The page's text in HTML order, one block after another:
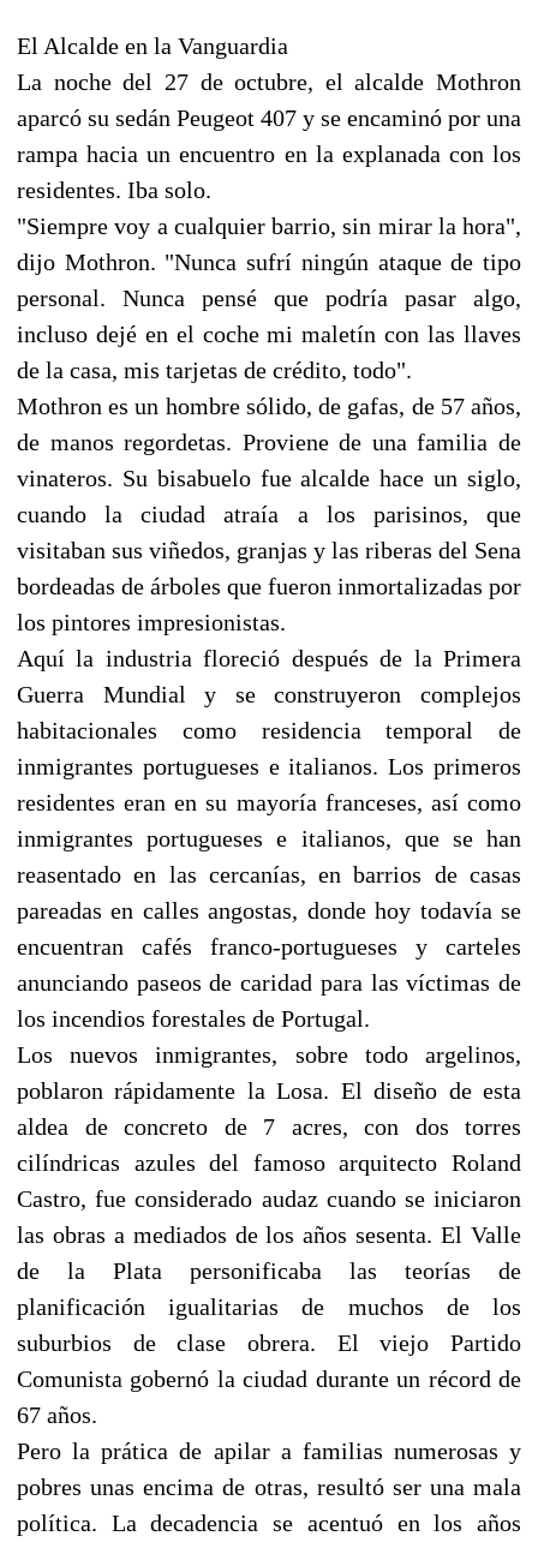
El Alcalde en la Vanguardia
La noche del 27 de octubre, el alcalde Mothron
aparcó su sedán Peugeot 407 y se encaminó por una
rampa hacia un encuentro en la explanada con los
residentes. Iba solo.
"Siempre voy a cualquier barrio, sin mirar la hora",
dijo Mothron. "Nunca sufrí ningún ataque de tipo
personal. Nunca pensé que podría pasar algo,
incluso dejé en el coche mi maletín con las llaves
de la casa, mis tarjetas de crédito, todo".
Mothron es un hombre sólido, de gafas, de 57 años,
de manos regordetas. Proviene de una familia de
vinateros. Su bisabuelo fue alcalde hace un siglo,
cuando la ciudad atraía a los parisinos, que
visitaban sus viñedos, granjas y las riberas del Sena
bordeadas de árboles que fueron inmortalizadas por
los pintores impresionistas.
Aquí la industria floreció después de la Primera
Guerra Mundial y se construyeron complejos
habitacionales como residencia temporal de
inmigrantes portugueses e italianos. Los primeros
residentes eran en su mayoría franceses, así como
inmigrantes portugueses e italianos, que se han
reasentado en las cercanías, en barrios de casas
pareadas en calles angostas, donde hoy todavía se
encuentran cafés franco-portugueses y carteles
anunciando paseos de caridad para las víctimas de
los incendios forestales de Portugal.
Los nuevos inmigrantes, sobre todo argelinos,
poblaron rápidamente la Losa. El diseño de esta
aldea de concreto de 7 acres, con dos torres
cilíndricas azules del famoso arquitecto Roland
Castro, fue considerado audaz cuando se iniciaron
las obras a mediados de los años sesenta. El Valle
de la Plata personificaba las teorías de
planificación igualitarias de muchos de los
suburbios de clase obrera. El viejo Partido
Comunista gobernó la ciudad durante un récord de
67 años.
Pero la prática de apilar a familias numerosas y
pobres unas encima de otras, resultó ser una mala
política. La decadencia se acentuó en los años